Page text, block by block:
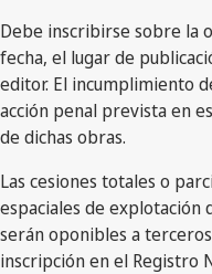
Debe inscribirse sobre la
fecha, el lugar de
editor. El incumplimiento
acción penal prevista en
de dichas obras.
Las cesiones totales o
espaciales de explotación
serán oponibles a
inscripción en el Registro